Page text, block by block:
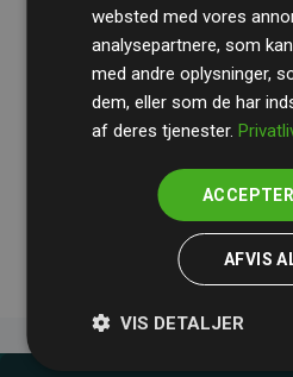
RevisionshusetBDO
beregninger og metode for at
og pålidelighed.
Deres revision dokumenterer,
medlemmernes websites
websted med vores
analysepartnere, som
med andre oplysninger,
dem, eller som de har
af deres tjenester.
AFVIS
VIS DETALJER